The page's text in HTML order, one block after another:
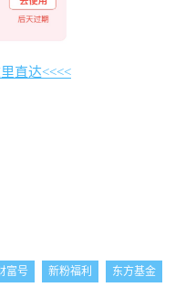
直达<<<<
富号 新粉福利 东方基金